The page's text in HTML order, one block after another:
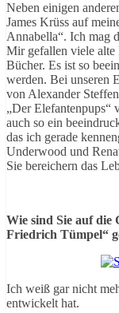
Neben einigen
James Krüss auf
Annabella“. Ich mag
Mir gefallen viele alte
Bücher. Es ist so
werden. Bei unseren
von Alexander
„Der Elefantenpups“
auch so ein
das ich gerade
Underwood und
Sie bereichern das
Wie sind Sie auf die
Friedrich Tümpel“
Ich weiß gar nicht
entwickelt hat.